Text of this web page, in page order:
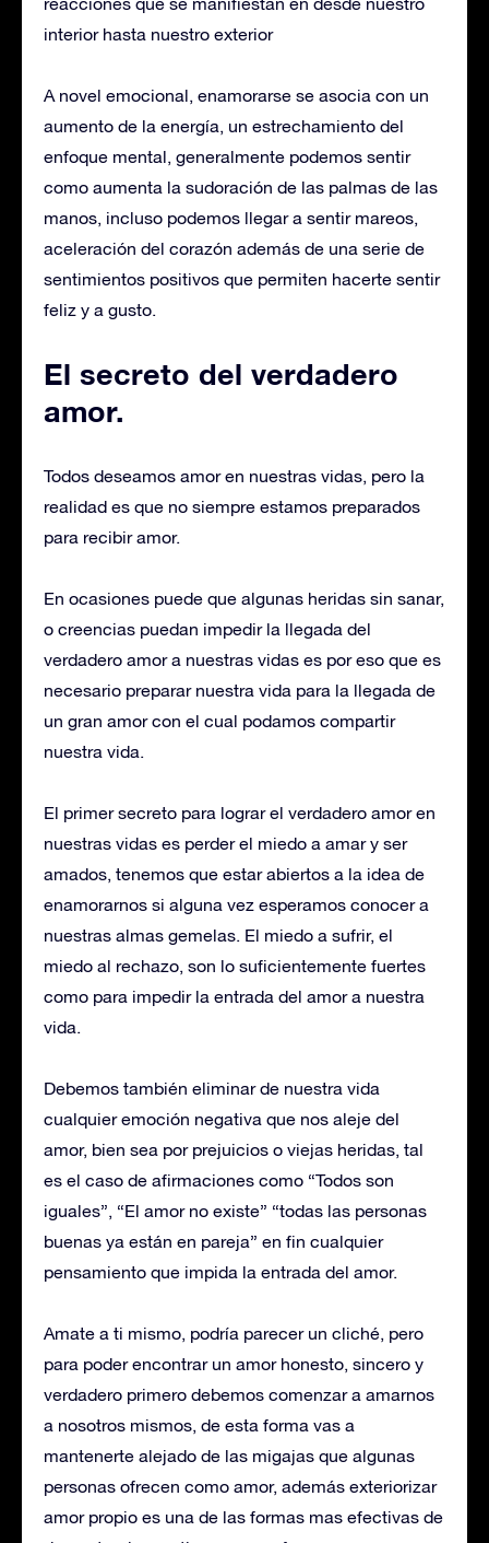
interior hasta nuestro exterior
A novel emocional, enamorarse se asocia con un
aumento de la energía, un estrechamiento del
enfoque mental, generalmente podemos sentir
como aumenta la sudoración de las palmas de las
manos, incluso podemos llegar a sentir mareos,
aceleración del corazón además de una serie de
sentimientos positivos que permiten hacerte sentir
feliz y a gusto.
El secreto del verdadero
amor.
Todos deseamos amor en nuestras vidas, pero la
realidad es que no siempre estamos preparados
para recibir amor.
En ocasiones puede que algunas heridas sin sanar,
o creencias puedan impedir la llegada del
verdadero amor a nuestras vidas es por eso que es
necesario preparar nuestra vida para la llegada de
un gran amor con el cual podamos compartir
nuestra vida.
El primer secreto para lograr el verdadero amor en
nuestras vidas es perder el miedo a amar y ser
amados, tenemos que estar abiertos a la idea de
enamorarnos si alguna vez esperamos conocer a
nuestras almas gemelas. El miedo a sufrir, el
miedo al rechazo, son lo suficientemente fuertes
como para impedir la entrada del amor a nuestra
vida.
Debemos también eliminar de nuestra vida
cualquier emoción negativa que nos aleje del
amor, bien sea por prejuicios o viejas heridas, tal
es el caso de afirmaciones como “Todos son
iguales”, “El amor no existe” “todas las personas
buenas ya están en pareja” en fin cualquier
pensamiento que impida la entrada del amor.
Amate a ti mismo, podría parecer un cliché, pero
para poder encontrar un amor honesto, sincero y
verdadero primero debemos comenzar a amarnos
a nosotros mismos, de esta forma vas a
mantenerte alejado de las migajas que algunas
personas ofrecen como amor, además exteriorizar
amor propio es una de las formas mas efectivas de